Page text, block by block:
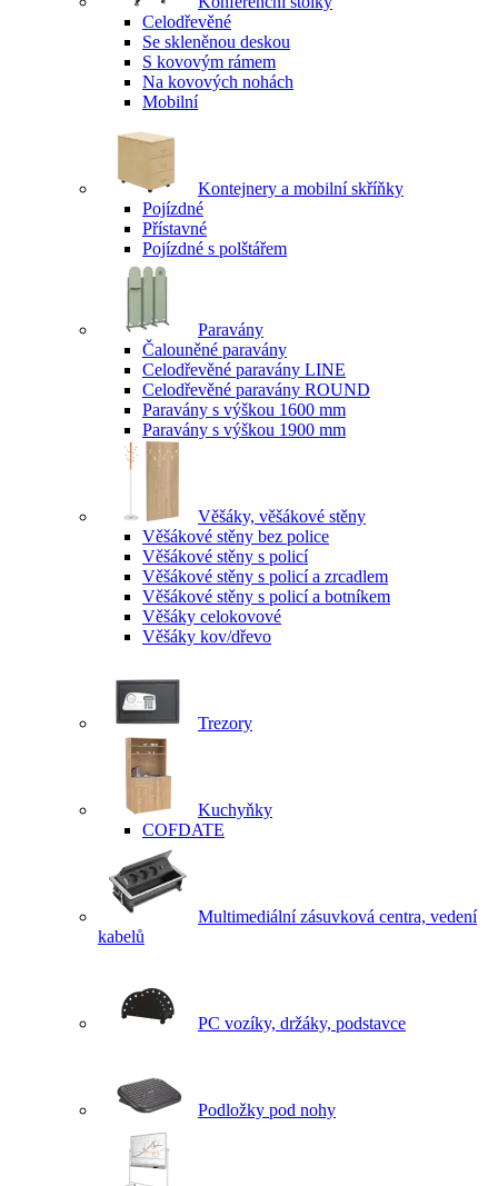
Celodřevěné
Se skleněnou deskou
S kovovým rámem
Na kovových nohách
Mobilní
Kontejnery a mobilní skříňky
Pojízdné
Přístavné
Pojízdné s polštářem
Paravány
Čalouněné paravány
Celodřevěné paravány LINE
Celodřevěné paravány ROUND
Paravány s výškou 1600 mm
Paravány s výškou 1900 mm
Věšáky, věšákové stěny
Věšákové stěny bez police
Věšákové stěny s policí
Věšákové stěny s policí a zrcadlem
Věšákové stěny s policí a botníkem
Věšáky celokovové
Věšáky kov/dřevo
Trezory
Kuchyňky
COFDATE
Multimediální zásuvková centra, vedení
kabelů
PC vozíky, držáky, podstavce
Podložky pod nohy